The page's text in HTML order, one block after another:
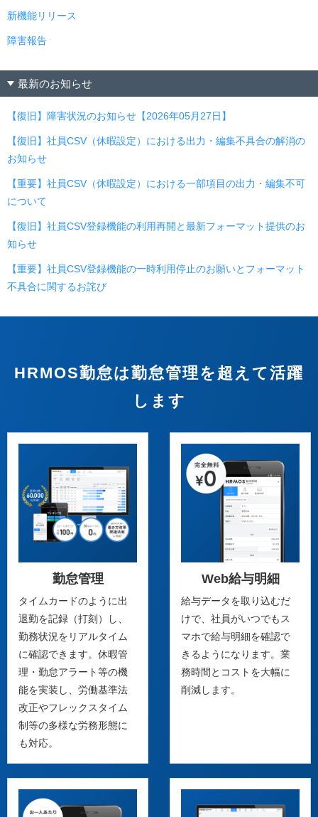
新機能リリース
障害報告
最新のお知らせ
【復旧】障害状況のお知らせ【2026年05月27日】
【復旧】社員CSV（休暇設定）における出力・編集不具合の解消の
お知らせ
【重要】社員CSV（休暇設定）における一部項目の出力・編集不可
について
【復旧】社員CSV登録機能の利用再開と最新フォーマット提供のお
知らせ
【重要】社員CSV登録機能の一時利用停止のお願いとフォーマット
不具合に関するお詫び
HRMOS勤怠は勤怠管理を超えて活躍
します
勤怠管理
タイムカードのように出
退勤を記録（打刻）し、
勤務状況をリアルタイム
に確認できます。休暇管
理・勤怠アラート等の機
能を実装し、労働基準法
改正やフレックスタイム
制等の多様な労務形態に
も対応。
Web給与明細
給与データを取り込むだ
けで、社員がいつでもス
マホで給与明細を確認で
きるようになります。業
務時間とコストを大幅に
削減します。